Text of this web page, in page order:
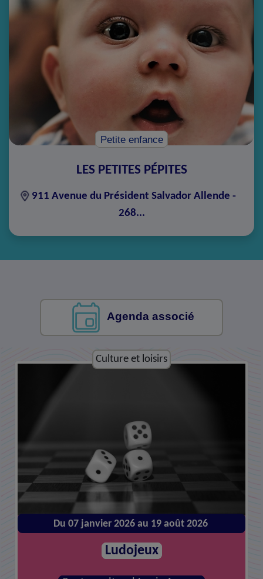
Petite enfance
LES PETITES PÉPITES
911 Avenue du Président Salvador Allende -
268...
Agenda associé
Culture et loisirs
Du 07 janvier 2026 au 19 août 2026
Ludojeux
Culture et loisirs
Du 14 janvier 2026 au 26 août 2026
Atelier de réparations